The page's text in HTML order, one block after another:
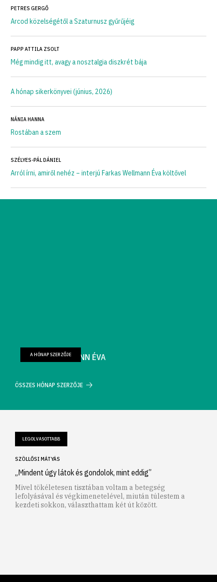
PETRES GERGŐ
Arcod közelségétől a Szaturnusz gyűrűjéig
PAPP ATTILA ZSOLT
Még mindig itt, avagy a nosztalgia diszkrét bája
A hónap sikerkönyvei (június, 2026)
NÁNIA HANNA
Rostában a szem
SZÉLYES-PÁL DÁNIEL
Arról írni, amiről nehéz – interjú Farkas Wellmann Éva költővel
FARKAS WELLMANN ÉVA
A HÓNAP SZERZŐJE
ÖSSZES HÓNAP SZERZŐJE
LEGOLVASOTTABB
SZÖLLŐSI MÁTYÁS
„Mindent úgy látok és gondolok, mint eddig”
Mivel tökéletesen tisztában voltam a betegség
lefolyásával és végkimenetelével, miután túlestem a
kezdeti sokkon, választhattam két út között.